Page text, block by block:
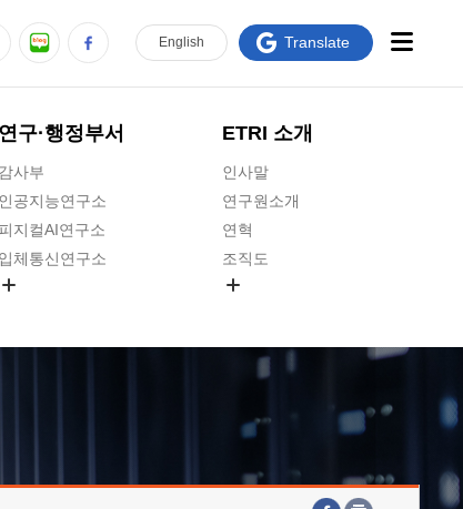
연구·행정부서
감사부
인공지능연구소
피지컬AI연구소
입체통신연구소
남권연구본부
ETRI 소개
인사말
연구원소개
연혁
조직도
연구원 고객헌장
주요업무연락처
English Translate